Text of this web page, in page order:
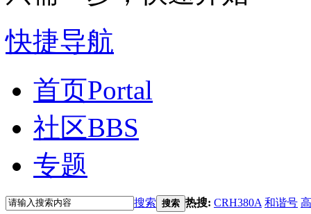
快捷导航
首页Portal
社区BBS
专题
搜索 搜索 热搜: CRH380A 和谐号